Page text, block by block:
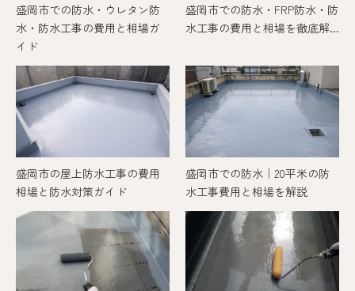
盛岡市での防水・ウレタン防
水・防水工事の費用と相場ガ
イド
盛岡市での防水・FRP防水・防
水工事の費用と相場を徹底解...
盛岡市の屋上防水工事の費用
相場と防水対策ガイド
盛岡市での防水｜20平米の防
水工事費用と相場を解説